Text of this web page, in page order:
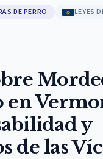
DE PERRO LEYES
en
y
de las